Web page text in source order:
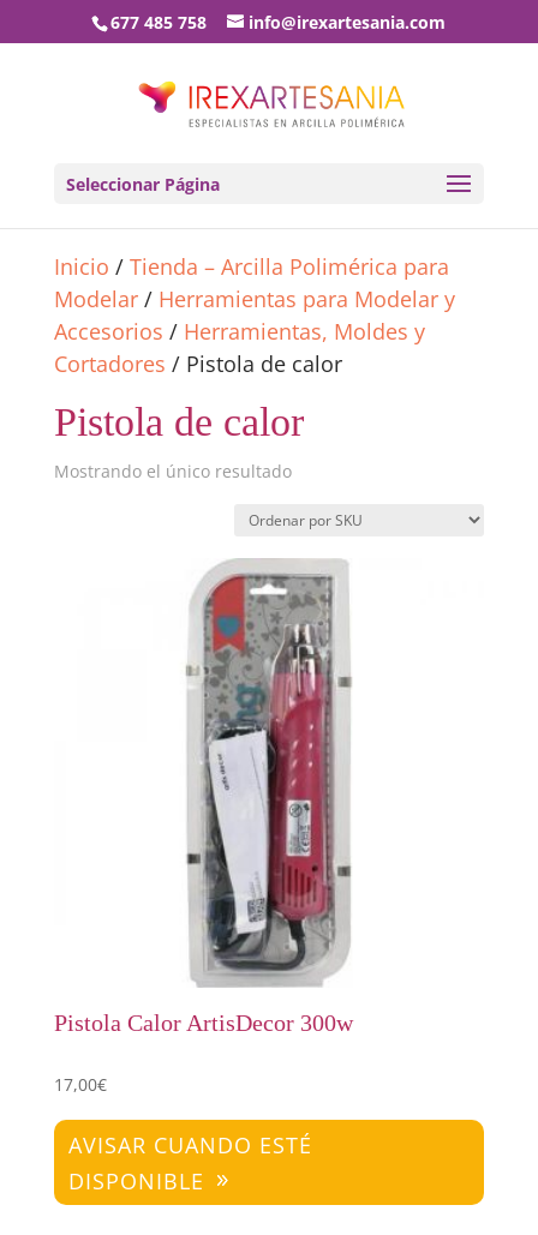
677 485 758 info@irexartesania.com
Seleccionar Página
Inicio / Tienda – Arcilla Polimérica para
Modelar/ Herramientas para Modelar y
Accesorios / Herramientas, Moldes y
Cortadores / Pistola de calor
Pistola de calor
Mostrando el único resultado
Pistola Calor ArtisDecor 300w
17,00€
AVISAR CUANDO ESTÉ
DISPONIBLE